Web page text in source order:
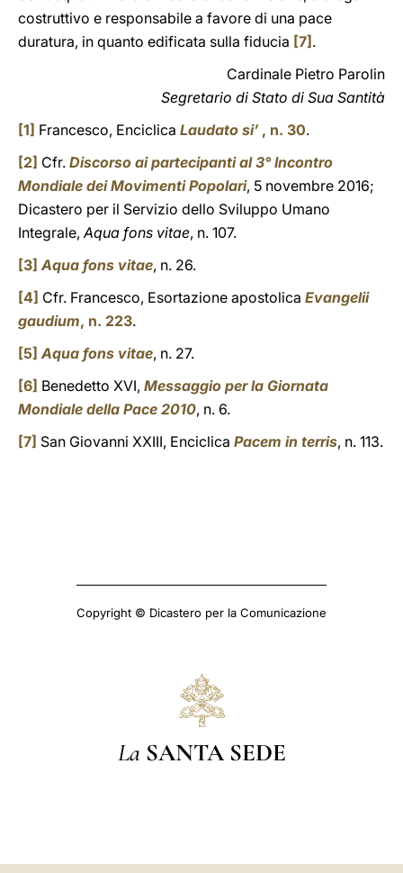
costruttivo e responsabile a favore di una pace
duratura, in quanto edificata sulla fiducia [7] .
Cardinale Pietro Parolin
Segretario di Stato di Sua Santità
[1] Francesco, Enciclica Laudato si’, n. 30.
[2] Cfr. Discorso ai partecipanti al 3° Incontro
Mondiale dei Movimenti Popolari, 5 novembre 2016;
Dicastero per il Servizio dello Sviluppo Umano
Integrale,Aqua fons vitae, n. 107.
[3] Aqua fons vitae, n. 26.
[4] Cfr. Francesco, Esortazione apostolica Evangelii
gaudium, n. 223.
[5] Aqua fons vitae, n. 27.
[6] Benedetto XVI, Messaggio per la Giornata
Mondiale della Pace 2010, n. 6.
[7] San Giovanni XXIII, Enciclica Pacem in terris, n. 113.
Copyright © Dicastero per la Comunicazione
La SANTA SEDE